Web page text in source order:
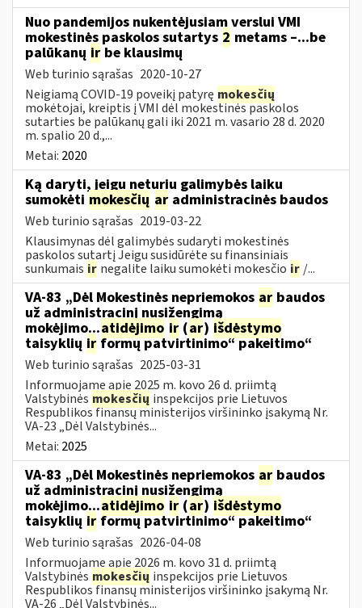
Nuo pandemijos nukentėjusiam verslui VMI
mokestinės paskolos sutartys 2 metams –...be
palūkanų ir be klausimų
Web turinio sąrašas 2020-10-27
Neigiamą COVID-19 poveikį patyrę mokesčių
mokėtojai, kreiptis į VMI dėl mokestinės paskolos
sutarties be palūkanų gali iki 2021 m. vasario 28 d. 2020
m. spalio 20 d.,...
Metai: 2020
Ką daryti, jeigu neturiu galimybės laiku
sumokėti mokesčių ar administracinės baudos
Web turinio sąrašas 2019-03-22
Klausimynas dėl galimybės sudaryti mokestinės
paskolos sutartį Jeigu susidūrėte su finansiniais
sunkumais ir negalite laiku sumokėti mokesčio ir /...
VA-83 „Dėl Mokestinės nepriemokos ar baudos
už administracinį nusižengimą
mokėjimo...atidėjimo ir (ar) išdėstymo
taisyklių ir formų patvirtinimo“ pakeitimo“
Web turinio sąrašas 2025-03-31
Informuojame apie 2025 m. kovo 26 d. priimtą
Valstybinės mokesčių inspekcijos prie Lietuvos
Respublikos finansų ministerijos viršininko įsakymą Nr.
VA-23 „Dėl Valstybinės...
Metai: 2025
VA-83 „Dėl Mokestinės nepriemokos ar baudos
už administracinį nusižengimą
mokėjimo...atidėjimo ir (ar) išdėstymo
taisyklių ir formų patvirtinimo“ pakeitimo“
Web turinio sąrašas 2026-04-08
Informuojame apie 2026 m. kovo 31 d. priimtą
Valstybinės mokesčių inspekcijos prie Lietuvos
Respublikos finansų ministerijos viršininko įsakymą Nr.
VA-26 „Dėl Valstybinės...